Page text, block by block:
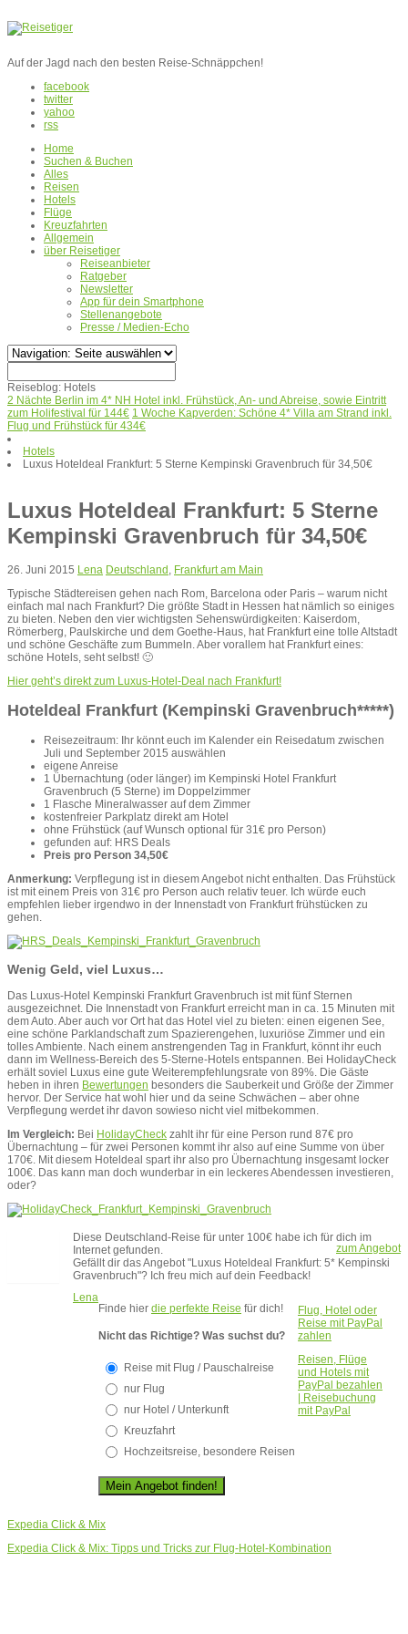
Auf der Jagd nach den besten Reise-Schnäppchen!
facebook
twitter
yahoo
rss
Home
Suchen & Buchen
Alles
Reisen
Hotels
Flüge
Kreuzfahrten
Allgemein
über Reisetiger
Reiseanbieter
Ratgeber
Newsletter
App für dein Smartphone
Stellenangebote
Presse / Medien-Echo
Reiseblog: Hotels
2 Nächte Berlin im 4* NH Hotel inkl. Frühstück, An- und Abreise, sowie Eintritt
zum Holifestival für 144€ 1 Woche Kapverden: Schöne 4* Villa am Strand inkl.
Flug und Frühstück für 434€
Hotels
Luxus Hoteldeal Frankfurt: 5 Sterne Kempinski Gravenbruch für 34,50€
Luxus Hoteldeal Frankfurt: 5 Sterne
Kempinski Gravenbruch für 34,50€
26. Juni 2015 Lena Deutschland , Frankfurt am Main
Typische Städtereisen gehen nach Rom, Barcelona oder Paris – warum nicht
einfach mal nach Frankfurt? Die größte Stadt in Hessen hat nämlich so einiges
zu bieten. Neben den vier wichtigsten Sehenswürdigkeiten: Kaiserdom,
Römerberg, Paulskirche und dem Goethe-Haus, hat Frankfurt eine tolle Altstadt
und schöne Geschäfte zum Bummeln. Aber vorallem hat Frankfurt eines:
schöne Hotels, seht selbst! 🙂
Hier geht’s direkt zum Luxus-Hotel-Deal nach Frankfurt!
Hoteldeal Frankfurt (Kempinski Gravenbruch*****)
Reisezeitraum: Ihr könnt euch im Kalender ein Reisedatum zwischen
Juli und September 2015 auswählen
eigene Anreise
1 Übernachtung (oder länger) im Kempinski Hotel Frankfurt
Gravenbruch (5 Sterne) im Doppelzimmer
1 Flasche Mineralwasser auf dem Zimmer
kostenfreier Parkplatz direkt am Hotel
ohne Frühstück (auf Wunsch optional für 31€ pro Person)
gefunden auf: HRS Deals
Preis pro Person 34,50€
Anmerkung: Verpflegung ist in diesem Angebot nicht enthalten. Das Frühstück
ist mit einem Preis von 31€ pro Person auch relativ teuer. Ich würde euch
empfehlen lieber irgendwo in der Innenstadt von Frankfurt frühstücken zu
gehen.
Wenig Geld, viel Luxus…
Das Luxus-Hotel Kempinski Frankfurt Gravenbruch ist mit fünf Sternen
ausgezeichnet. Die Innenstadt von Frankfurt erreicht man in ca. 15 Minuten mit
dem Auto. Aber auch vor Ort hat das Hotel viel zu bieten: einen eigenen See,
eine schöne Parklandschaft zum Spazierengehen, luxuriöse Zimmer und ein
tolles Ambiente. Nach einem anstrengenden Tag in Frankfurt, könnt ihr euch
dann im Wellness-Bereich des 5-Sterne-Hotels entspannen. Bei HolidayCheck
erhält soviel Luxus eine gute Weiterempfehlungsrate von 89%. Die Gäste
heben in ihren Bewertungen besonders die Sauberkeit und Größe der Zimmer
hervor. Der Service hat wohl hier und da seine Schwächen – aber ohne
Verpflegung werdet ihr davon sowieso nicht viel mitbekommen.
Im Vergleich: Bei HolidayCheck zahlt ihr für eine Person rund 87€ pro
Übernachtung – für zwei Personen kommt ihr also auf eine Summe von über
170€. Mit diesem Hoteldeal spart ihr also pro Übernachtung insgesamt locker
100€. Das kann man doch wunderbar in ein leckeres Abendessen investieren,
oder?
zum Angebot
Diese Deutschland-Reise für unter 100€ habe ich für dich im
Internet gefunden.
Gefällt dir das Angebot "Luxus Hoteldeal Frankfurt: 5* Kempinski
Gravenbruch"? Ich freu mich auf dein Feedback!
Lena
Finde hier die perfekte Reise für dich!
Nicht das Richtige? Was suchst du?
Reise mit Flug / Pauschalreise
nur Flug
nur Hotel / Unterkunft
Kreuzfahrt
Hochzeitsreise, besondere Reisen
Flug, Hotel oder
Reise mit PayPal
zahlen
Reisen, Flüge
und Hotels mit
PayPal bezahlen
| Reisebuchung
mit PayPal
Expedia Click & Mix
Expedia Click & Mix: Tipps und Tricks zur Flug-Hotel-Kombination